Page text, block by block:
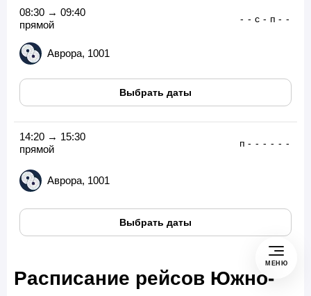
08:30 → 09:40
прямой
Аврора, 1001
- - с - п - -
Выбрать даты
14:20 → 15:30
прямой
Аврора, 1001
п - - - - - -
Выбрать даты
Расписание рейсов Южно-
МЕНЮ